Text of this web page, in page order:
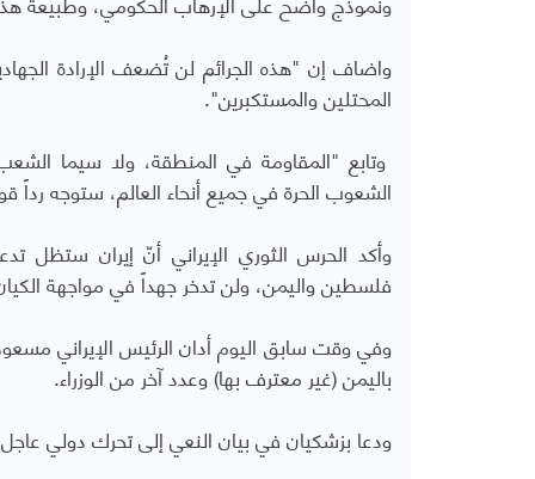
واضاف إن "هذه الجرائم لن تُضعف الإرادة
المحتلين والمستكبرين".
وتابع "المقاومة في المنطقة، ولا سيما
الشعوب الحرة في جميع أنحاء العالم، ستوجه رداً
وأكد الحرس الثوري الإيراني أنّ إيران
فلسطين واليمن، ولن تدخر جهداً في مواجهة
وفي وقت سابق اليوم أدان الرئيس الإيراني
باليمن (غير معترف بها) وعدد آخر من الوزراء.
ودعا بزشكيان في بيان النعي إلى تحرك دولي